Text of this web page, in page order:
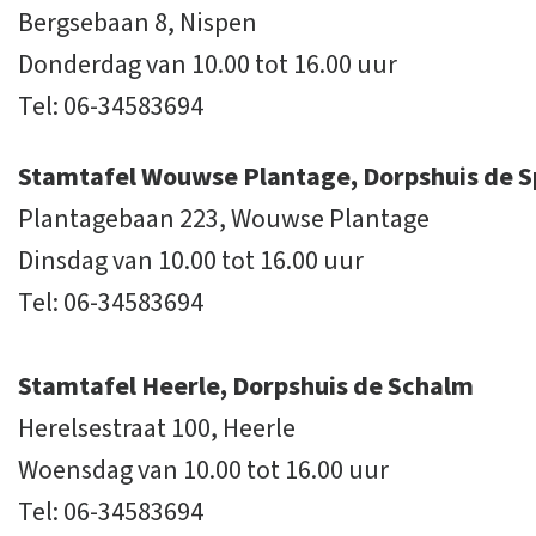
Bergsebaan 8, Nispen
Donderdag van 10.00 tot 16.00 uur
Tel: 06-34583694
Stamtafel Wouwse Plantage, Dorpshuis de
Plantagebaan 223, Wouwse Plantage
Dinsdag van 10.00 tot 16.00 uur
Tel: 06-34583694
Stamtafel Heerle, Dorpshuis de Schalm
Herelsestraat 100, Heerle
Woensdag van 10.00 tot 16.00 uur
Tel: 06-34583694